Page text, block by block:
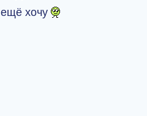
ещё хочу